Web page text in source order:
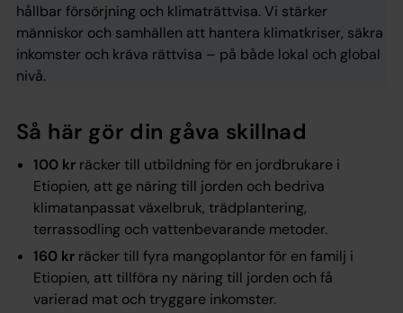
hållbar försörjning och klimaträttvisa. Vi stärker
människor och samhällen att hantera klimatkriser, säkra
inkomster och kräva rättvisa – på både lokal och global
nivå.
Så här gör din gåva skillnad
100 kr räcker till utbildning för en jordbrukare i
Etiopien, att ge näring till jorden och bedriva
klimatanpassat växelbruk, trädplantering,
terrassodling och vattenbevarande metoder.
160 kr räcker till fyra mangoplantor för en familj i
Etiopien, att tillföra ny näring till jorden och få
varierad mat och tryggare inkomster.